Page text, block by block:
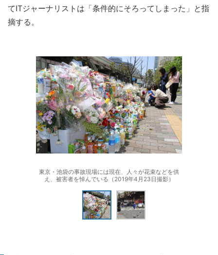
てITジャーナリストは「条件的にそろってしまった」と指
摘する。
東京・池袋の事故現場には現在、人々が花束などを供
え、被害者を悼んでいる（2019年4月23日撮影）